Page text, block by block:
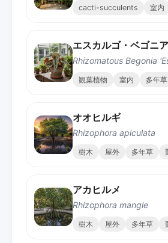
cacti-succulents 室内
エスカルゴ・ベゴニ
Rhizomatous Begonia
観葉植物 室内 多年草
オオヒルギ
Rhizophora apiculata
樹木 屋外 多年草
アカヒルメ
Rhizophora mangle
樹木 屋外 多年草